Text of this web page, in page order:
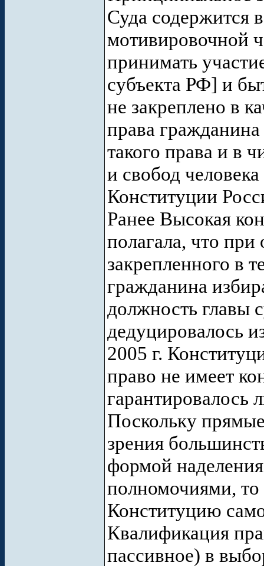
Суда содержится
мотивировочной
принимать
субъекта РФ] и
не закреплено в
права
такого права и в
и свобод
Конституции
Ранее Высокая
полагала, что при
закрепленного в
гражданина
должность главы
дедуцировалось
2005 г.
право не имеет
гарантировалось
Поскольку
зрения
формой
полномочиями,
Конституцию
Квалификация
пассивное) в